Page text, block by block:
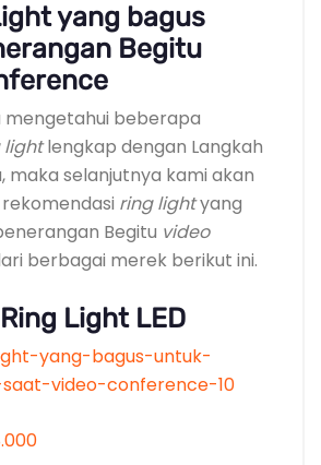
yang bagus
Begitu
mengetahui beberapa
lightlengkap dengan Langkah
maka selanjutnya kami akan
ring lightyang
Begitu video
berbagai merek berikut ini.
Light LED